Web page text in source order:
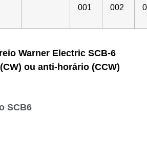
001
002
Warner Electric SCB-6
ou anti-horário (CCW)
SCB6